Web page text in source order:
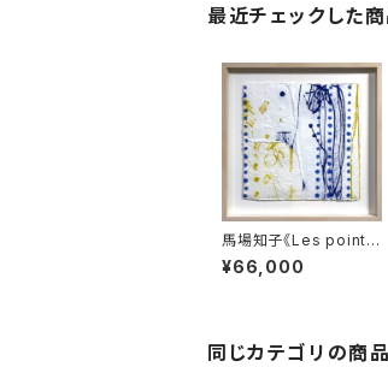
最近チェックした
馬場知子《Les points
bleus》
¥66,000
同じカテゴリの商品